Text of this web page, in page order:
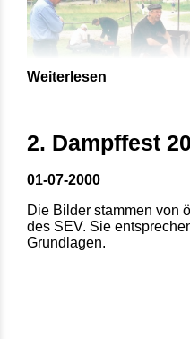
Weiterlesen
2. Dampffest
01-07-2000
Die Bilder stammen von
des SEV. Sie
Grundlagen.